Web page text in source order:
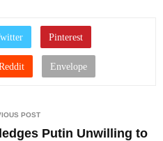
POST
Putin Unwilling to